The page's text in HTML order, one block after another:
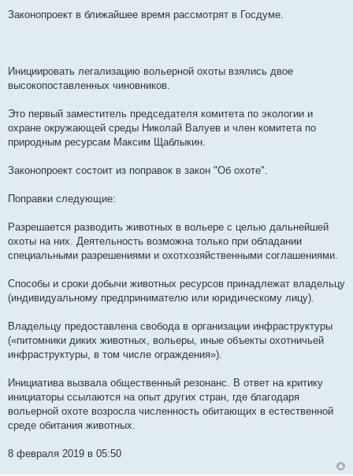
е
Законопроект в ближайшее время рассмотрят в Госдуме.
Инициировать легализацию вольерной охоты взялись двое
высокопоставленных чиновников.
Это первый заместитель председателя комитета по экологии и
охране окружающей среды Николай Валуев и член комитета по
природным ресурсам Максим Щаблыкин.
Законопроект состоит из поправок в закон "Об охоте".
Поправки следующие:
Разрешается разводить животных в вольере с целью дальнейшей
охоты на них. Деятельность возможна только при обладании
специальными разрешениями и охотхозяйственными соглашениями.
Способы и сроки добычи животных ресурсов принадлежат владельцу
(индивидуальному предпринимателю или юридическому лицу).
Владельцу предоставлена свобода в организации инфраструктуры
(«питомники диких животных, вольеры, иные объекты охотничьей
инфраструктуры, в том числе ограждения»).
Инициатива вызвала общественный резонанс. В ответ на критику
инициаторы ссылаются на опыт других стран, где благодаря
вольерной охоте возросла численность обитающих в естественной
среде обитания животных.
8 февраля 2019 в 05:50